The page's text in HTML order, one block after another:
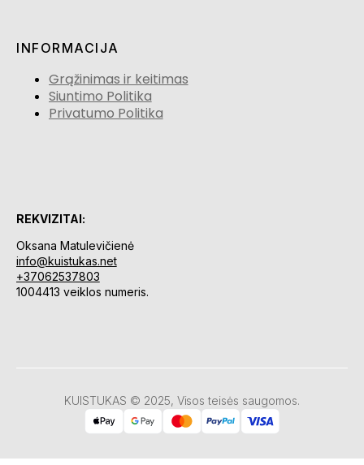
INFORMACIJA
Grąžinimas ir keitimas
Siuntimo Politika
Privatumo Politika
REKVIZITAI:
Oksana Matulevičienė
info@kuistukas.net
+37062537803
1004413 veiklos numeris.
KUISTUKAS © 2025, Visos teisės saugomos.